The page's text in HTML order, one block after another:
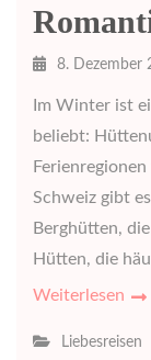
8. Dezember
Im Winter ist
beliebt:
Schweiz gibt
Berghütten,
Hütten, die
Weiterlesen
Liebesreisen